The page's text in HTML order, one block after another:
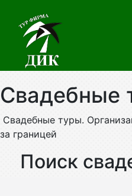
Свадебные
Свадебные туры.
за границей
Поиск